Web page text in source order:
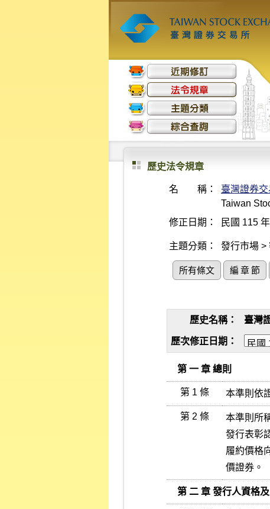
歷史法令規章
名 稱：
臺灣證券
Taiwan
修正日期：
民國 115
主題分類： 發行市場 >
所有條文 編 章 節
歷史名稱： 臺灣
歷次修正日期：
   第 一 章 總則
第 1 條 本準則依
第 2 條
本準則所
發行表彰
履約價格
價證券。
第 二 章 發行人資格